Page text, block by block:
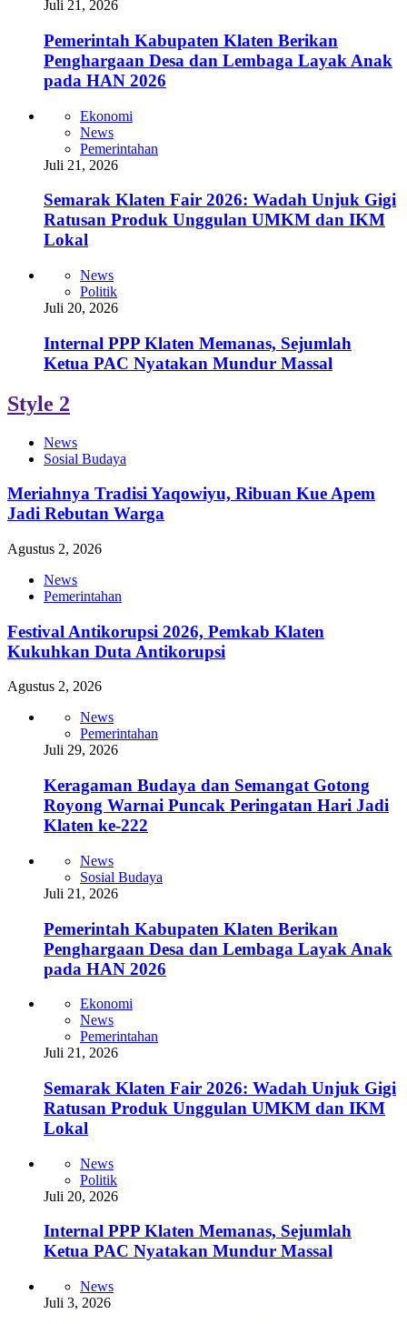
Juli 21, 2026
Pemerintah Kabupaten Klaten Berikan
Penghargaan Desa dan Lembaga Layak Anak
pada HAN 2026
Ekonomi
News
Pemerintahan
Juli 21, 2026
Semarak Klaten Fair 2026: Wadah Unjuk Gigi
Ratusan Produk Unggulan UMKM dan IKM
Lokal
News
Politik
Juli 20, 2026
Internal PPP Klaten Memanas, Sejumlah
Ketua PAC Nyatakan Mundur Massal
Style 2
News
Sosial Budaya
Meriahnya Tradisi Yaqowiyu, Ribuan Kue Apem
Jadi Rebutan Warga
Agustus 2, 2026
News
Pemerintahan
Festival Antikorupsi 2026, Pemkab Klaten
Kukuhkan Duta Antikorupsi
Agustus 2, 2026
News
Pemerintahan
Juli 29, 2026
Keragaman Budaya dan Semangat Gotong
Royong Warnai Puncak Peringatan Hari Jadi
Klaten ke-222
News
Sosial Budaya
Juli 21, 2026
Pemerintah Kabupaten Klaten Berikan
Penghargaan Desa dan Lembaga Layak Anak
pada HAN 2026
Ekonomi
News
Pemerintahan
Juli 21, 2026
Semarak Klaten Fair 2026: Wadah Unjuk Gigi
Ratusan Produk Unggulan UMKM dan IKM
Lokal
News
Politik
Juli 20, 2026
Internal PPP Klaten Memanas, Sejumlah
Ketua PAC Nyatakan Mundur Massal
News
Juli 3, 2026